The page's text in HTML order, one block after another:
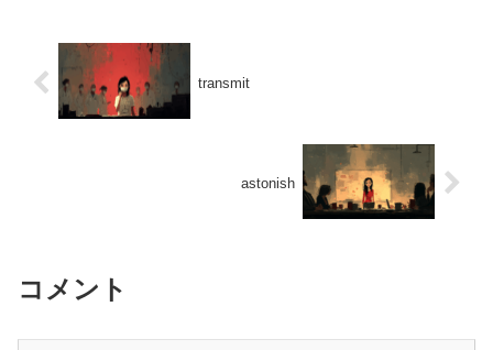
transmit
astonish
コメント